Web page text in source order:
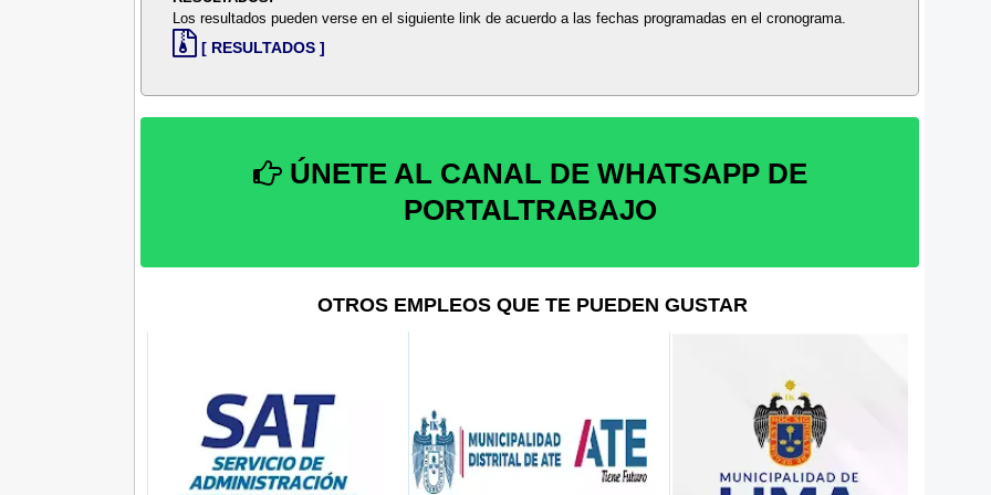
Los resultados pueden verse en el siguiente link de acuerdo a las fechas programadas en el cronograma.
[ RESULTADOS ]
ÚNETE AL CANAL DE WHATSAPP DE
PORTALTRABAJO
OTROS EMPLEOS QUE TE PUEDEN GUSTAR